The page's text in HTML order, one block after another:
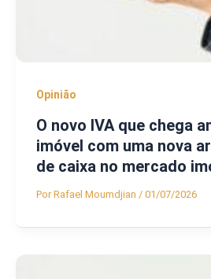
Opinião
O novo IVA que chega
imóvel com uma nova
de caixa no mercado
PorRafael Moumdjian / 01/07/2026